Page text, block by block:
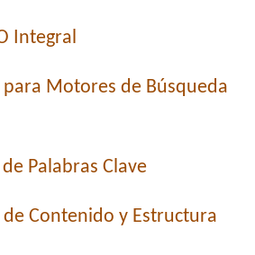
Integral
Motores de Búsqueda
Palabras Clave
Contenido y Estructura